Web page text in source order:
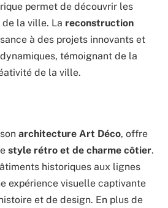
permet de découvrir les
la ville. La reconstruction
à des projets innovants et
témoignant de la
de la ville.
architecture Art Déco, offre
style rétro et de charme côtier.
historiques aux lignes
expérience visuelle captivante
et de design. En plus de